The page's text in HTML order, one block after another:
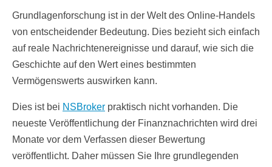
Grundlagenforschung ist in der Welt des Online-Handels
von entscheidender Bedeutung. Dies bezieht sich einfach
auf reale Nachrichtenereignisse und darauf, wie sich die
Geschichte auf den Wert eines bestimmten
Vermögenswerts auswirken kann.
Dies ist bei NSBroker praktisch nicht vorhanden. Die
neueste Veröffentlichung der Finanznachrichten wird drei
Monate vor dem Verfassen dieser Bewertung
veröffentlicht. Daher müssen Sie Ihre grundlegenden